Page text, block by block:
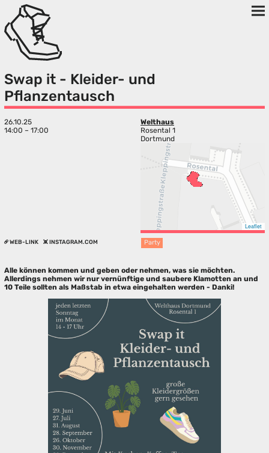
Swap it - Kleider- und
Pflanzentausch
26.10.25
14:00 – 17:00
Welthaus
Rosental 1
Dortmund
Leaflet
WEB-LINK INSTAGRAM.COM Party
Alle können kommen und geben oder nehmen, was sie möchten.
Allerdings nehmen wir nur vernünftige und saubere Klamotten an und
10 Teile sollten als Maßstab in etwa eingehalten werden - Danki!